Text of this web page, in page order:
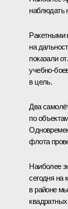
наблюдать
Ракетными
на
показали
учебно-
в цель.
Два
по
флота
Наиболее
сегодня на
в районе